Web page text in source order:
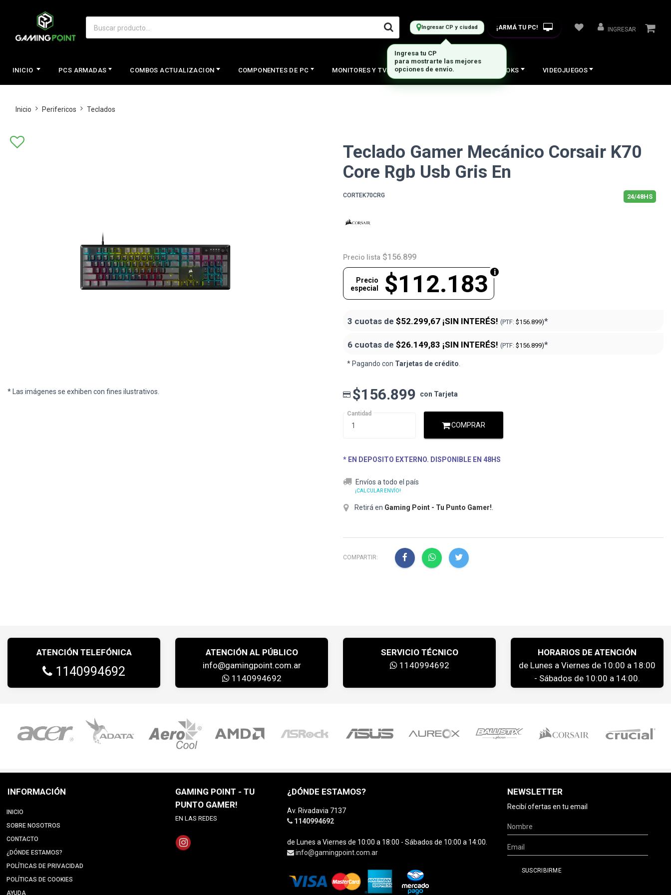
Ingresar CP y ciudad ¡ARMÁ TU PC! INGRESAR
INICIO PCS ARMADAS COMBOS ACTUALIZACION COMPONENTES DE PC MONITORES Y TVS PERIFERICOS NOTEBOOKS VIDEOJUEGOS
Inicio Perifericos Teclados
* Las imágenes se exhiben con fines ilustrativos.
Teclado Gamer Mecánico Corsair K70
Core Rgb Usb Gris En
CORTEK70CRG 24/48HS
Precio lista $156.899
$112.183
Precio
especial
3 cuotas de $52.299,67 ¡SIN INTERÉS! (PTF: $156.899)*
6 cuotas de $26.149,83 ¡SIN INTERÉS! (PTF: $156.899)*
* Pagando con Tarjetas de crédito
$156.899 con Tarjeta
Cantidad
COMPRAR
* EN DEPOSITO EXTERNO. DISPONIBLE EN 48HS
Envíos a todo el país
¡CALCULAR ENVÍO!
Retirá en Gaming Point - Tu Punto Gamer!
COMPARTIR:
ATENCIÓN TELEFÓNICA
1140994692
ATENCIÓN AL PÚBLICO
info@gamingpoint.com.ar
1140994692
SERVICIO TÉCNICO
1140994692
HORARIOS DE ATENCIÓN
de Lunes a Viernes de 10:00 a 18:00
- Sábados de 10:00 a 14:00.
INFORMACIÓN
INICIO
SOBRE NOSOTROS
CONTACTO
¿DÓNDE ESTAMOS?
POLÍTICAS DE PRIVACIDAD
POLÍTICAS DE COOKIES
AYUDA
GAMING POINT - TU
PUNTO GAMER!
EN LAS REDES
¿DÓNDE ESTAMOS?
Av. Rivadavia 7137
1140994692
de Lunes a Viernes de 10:00 a 18:00 - Sábados de 10:00 a 14:00.
info@gamingpoint.com.ar
NEWSLETTER
Recibí ofertas en tu email
Ingresa tu CP
para mostrarte las mejores
opciones de envío.